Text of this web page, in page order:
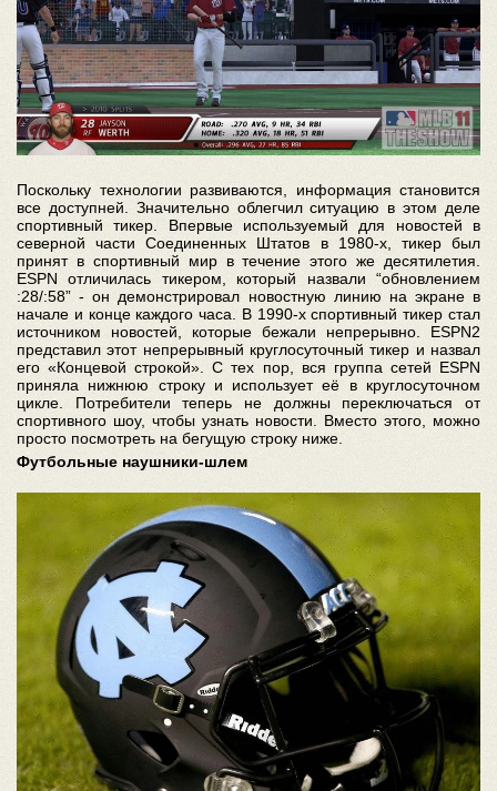
Поскольку технологии развиваются, информация становится
все доступней. Значительно облегчил ситуацию в этом деле
спортивный тикер. Впервые используемый для новостей в
северной части Соединенных Штатов в 1980-х, тикер был
принят в спортивный мир в течение этого же десятилетия.
ESPN отличилась тикером, который назвали “обновлением
:28/:58” - он демонстрировал новостную линию на экране в
начале и конце каждого часа. В 1990-х спортивный тикер стал
источником новостей, которые бежали непрерывно. ESPN2
представил этот непрерывный круглосуточный тикер и назвал
его «Концевой строкой». С тех пор, вся группа сетей ESPN
приняла нижнюю строку и использует её в круглосуточном
цикле. Потребители теперь не должны переключаться от
спортивного шоу, чтобы узнать новости. Вместо этого, можно
просто посмотреть на бегущую строку ниже.
Футбольные наушники-шлем